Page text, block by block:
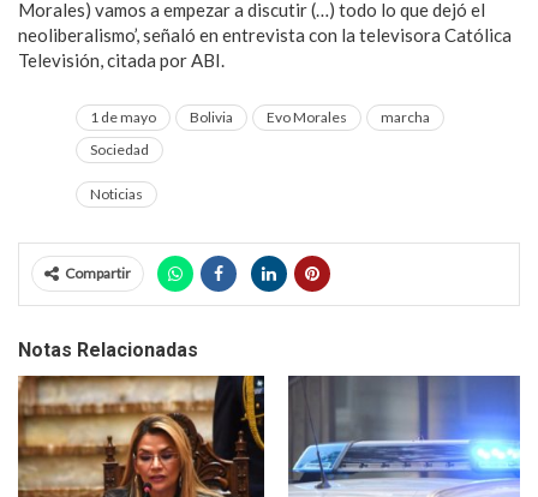
Morales) vamos a empezar a discutir (…) todo lo que dejó el
neoliberalismo’, señaló en entrevista con la televisora Católica
Televisión, citada por ABI.
1 de mayo Bolivia Evo Morales
marcha
Sociedad
Noticias
Compartir
Notas Relacionadas